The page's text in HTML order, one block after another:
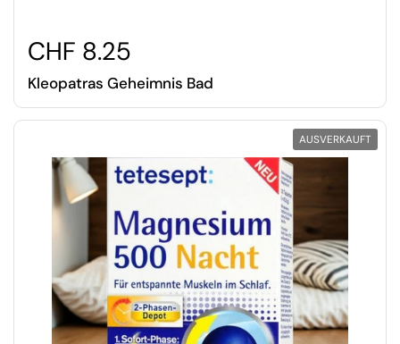
CHF 8.25
Kleopatras Geheimnis Bad
AUSVERKAUFT